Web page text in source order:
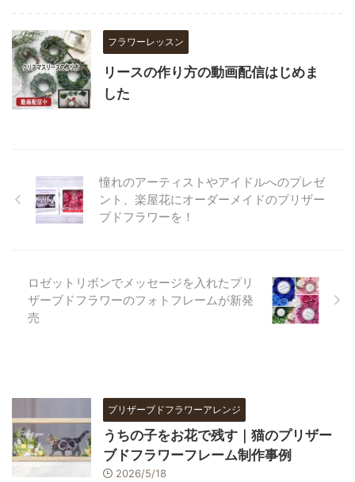
フラワーレッスン
リースの作り方の動画配信はじめま
した
憧れのアーティストやアイドルへのプレゼ
ント、楽屋花にオーダーメイドのプリザー
ブドフラワーを！
ロゼットリボンでメッセージを入れたプリ
ザーブドフラワーのフォトフレームが新発
売
プリザーブドフラワーアレンジ
うちの子をお花で残す｜猫のプリザー
ブドフラワーフレーム制作事例
2026/5/18